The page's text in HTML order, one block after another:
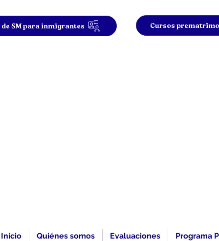
SM para inmigrantes Cursos
Inicio Quiénes somos Evaluaciones Programa